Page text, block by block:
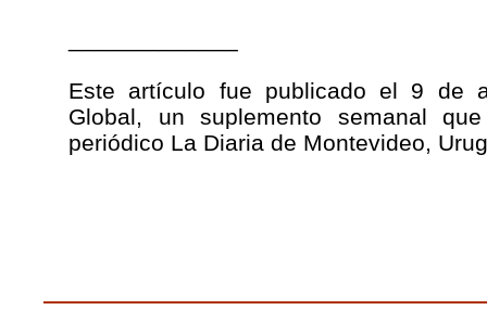
Este artículo fue publicado el 9 de
Global, un suplemento semanal
periódico La Diaria de Montevideo,